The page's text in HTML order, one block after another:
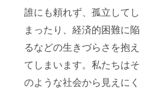
誰にも頼れず、孤立してし
まったり、経済的困難に陥
るなどの生きづらさを抱え
てしまいます。私たちはそ
のような社会から見えにく